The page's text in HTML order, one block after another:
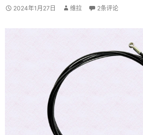
2024年1月27日 维拉 2条评论